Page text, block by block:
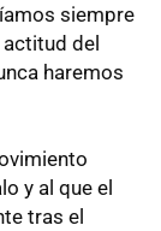
siempre
del
haremos
y al que el
tras el